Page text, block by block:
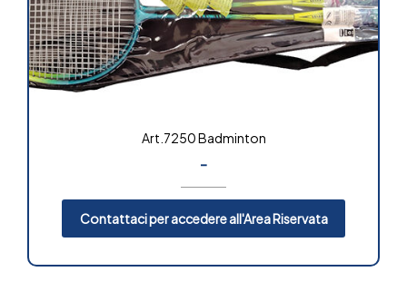
Art.7250 Badminton
-
Contattaci per accedere all'Area Riservata